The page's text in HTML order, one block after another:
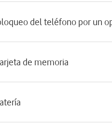
del teléfono por un
de memoria